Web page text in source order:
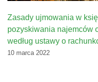
Zasady ujmowania w
pozyskiwania najemców
według ustawy o
10 marca 2022